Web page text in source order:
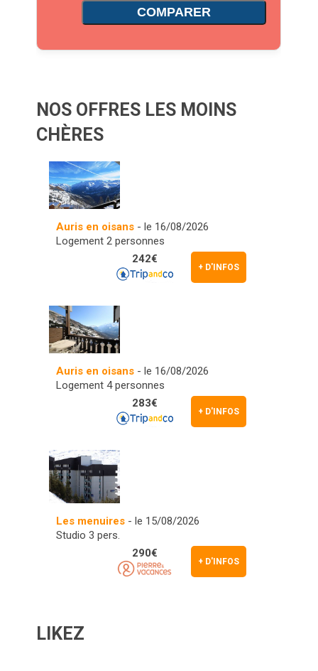
COMPARER
NOS OFFRES LES MOINS
CHÈRES
Auris en oisans- le 16/08/2026
Logement 2 personnes
+ D'INFOS
242€
Auris en oisans- le 16/08/2026
Logement 4 personnes
+ D'INFOS
283€
Les menuires- le 15/08/2026
Studio 3 pers.
+ D'INFOS
290€
LIKEZ